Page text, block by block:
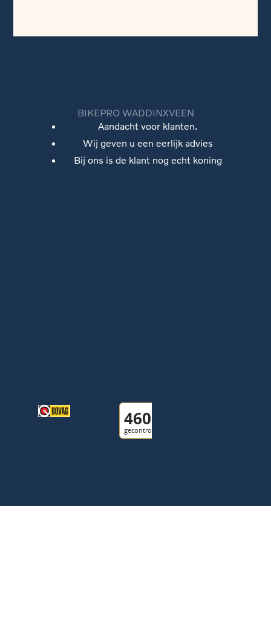
BIKEPRO WADDINXVEEN
Aandacht voor klanten.
Wij geven u een eerlijk advies
Bij ons is de klant nog echt koning